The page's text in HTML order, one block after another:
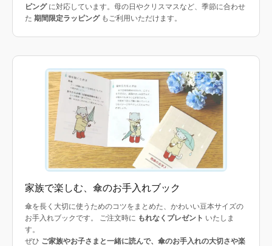
ピングに対応しています。母の日やクリスマスなど、季節に合わせ
た 期間限定ラッピングもご利用いただけます。
家族で楽しむ、傘のお手入れブック
傘を長く大切に使うためのコツをまとめた、かわいい豆本サイズの
お手入れブックです。 ご注文時に もれなくプレゼント いたしま
す。
ぜひ ご家族やお子さまと一緒に読んで、傘のお手入れの大切さや楽